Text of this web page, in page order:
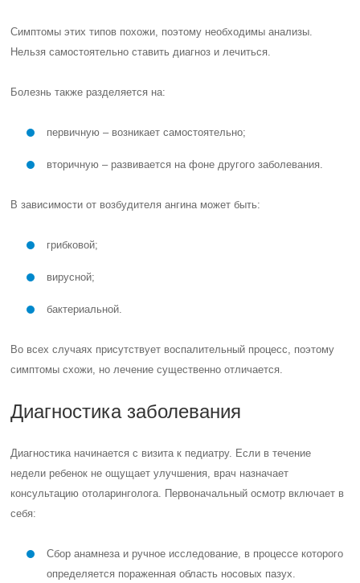
Симптомы этих типов похожи, поэтому необходимы анализы.
Нельзя самостоятельно ставить диагноз и лечиться.
Болезнь также разделяется на:
первичную – возникает самостоятельно;
вторичную – развивается на фоне другого заболевания.
В зависимости от возбудителя ангина может быть:
грибковой;
вирусной;
бактериальной.
Во всех случаях присутствует воспалительный процесс, поэтому
симптомы схожи, но лечение существенно отличается.
Диагностика заболевания
Диагностика начинается с визита к педиатру. Если в течение
недели ребенок не ощущает улучшения, врач назначает
консультацию отоларинголога. Первоначальный осмотр включает в
себя:
Сбор анамнеза и ручное исследование, в процессе которого
определяется пораженная область носовых пазух.